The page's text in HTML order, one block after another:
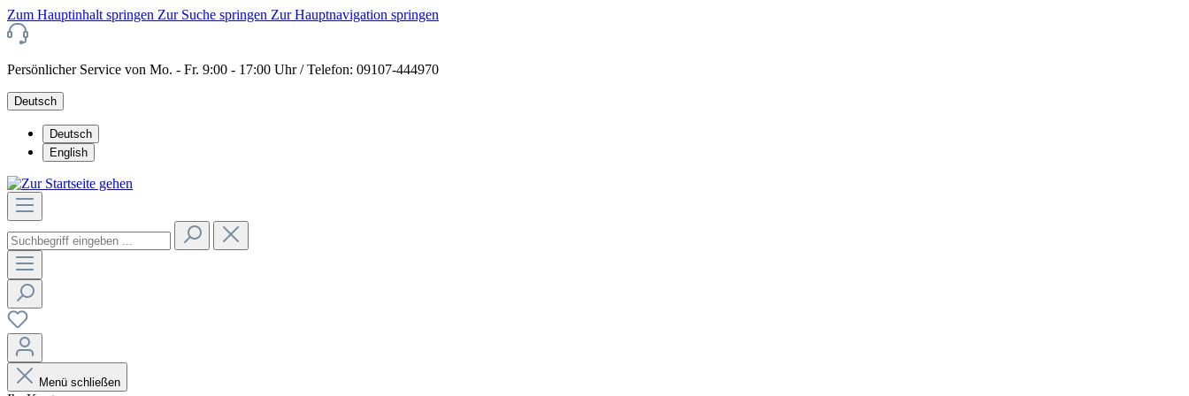
Zum Hauptinhalt springen Zur Suche springen Zur Hauptnavigation springen
Persönlicher Service von Mo. - Fr. 9:00 - 17:00 Uhr / Telefon: 09107-444970
Deutsch
Deutsch
English
Menü schließen